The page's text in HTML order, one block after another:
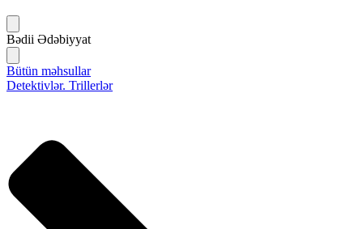
Bədii Ədəbiyyat
Bütün məhsullar
Detektivlər. Trillerlər